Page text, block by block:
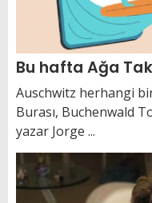
Bu hafta Ağa
Auschwitz herhangi
Burası, Buchenwald
yazar Jorge ...